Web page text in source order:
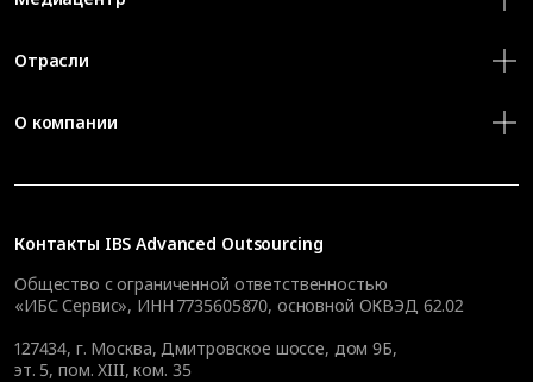
Контакты IBS Advanced Outsourcing
Общество с ограниченной ответственностью
«ИБС Сервис», ИНН 7735605870, основной ОКВЭД 62.02
127434, г. Москва, Дмитровское шоссе, дом 9Б,
эт. 5, пом. XIII, ком. 35
Отрасли
О компании